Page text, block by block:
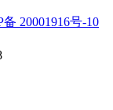
备 20001916号-10